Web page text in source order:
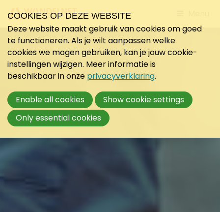
to
COOKIES OP DEZE WEBSITE
Deze website maakt gebruik van cookies om goed
te functioneren. Als je wilt aanpassen welke
cookies we mogen gebruiken, kan je jouw cookie-
instellingen wijzigen. Meer informatie is
beschikbaar in onze privacyverklaring.
Enable all cookies
Show cookie settings
Only essential cookies